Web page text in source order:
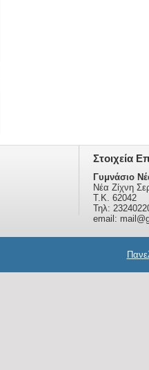
Στοιχεία
Γυμνάσιο
Νέα Ζίχνη
Τ.Κ. 62042
Τηλ:
email: